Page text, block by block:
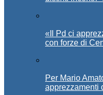
«Il Pd ci
con forze di
Per Mario
apprezzamenti